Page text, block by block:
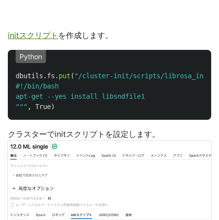
initスクリプト を作成します。
Python
dbutils . fs . put ( " /cluster-init/scripts/
#!/bin/bash
""" , True)
クラスターでinitスクリプトを設定します。